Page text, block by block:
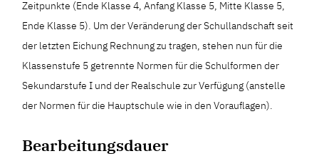
Zeitpunkte (Ende Klasse 4, Anfang Klasse 5, Mitte Klasse 5,
Ende Klasse 5). Um der Veränderung der Schullandschaft seit
der letzten Eichung Rechnung zu tragen, stehen nun für die
Klassenstufe 5 getrennte Normen für die Schulformen der
Sekundarstufe I und der Realschule zur Verfügung (anstelle
der Normen für die Hauptschule wie in den Vorauflagen).
Bearbeitungsdauer